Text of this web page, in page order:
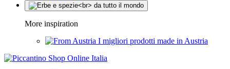
More inspiration
I migliori prodotti made in Austria